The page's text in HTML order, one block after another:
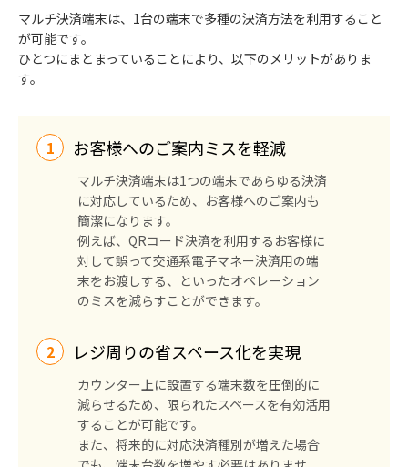
マルチ決済端末は、1台の端末で多種の決済方法を利用すること
が可能です。
ひとつにまとまっていることにより、以下のメリットがありま
す。
お客様へのご案内ミスを軽減
マルチ決済端末は1つの端末であらゆる決済
に対応しているため、お客様へのご案内も
簡潔になります。
例えば、QRコード決済を利用するお客様に
対して誤って交通系電子マネー決済用の端
末をお渡しする、といったオペレーション
のミスを減らすことができます。
レジ周りの省スペース化を実現
カウンター上に設置する端末数を圧倒的に
減らせるため、限られたスペースを有効活用
することが可能です。
また、将来的に対応決済種別が増えた場合